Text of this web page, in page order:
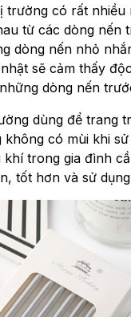
trường có rất nhiều
từ các dòng nến
dòng nến nhỏ
sẽ cảm thấy
dòng nến
dùng để trang
có mùi khi
khí trong gia đình
tốt hơn và sử